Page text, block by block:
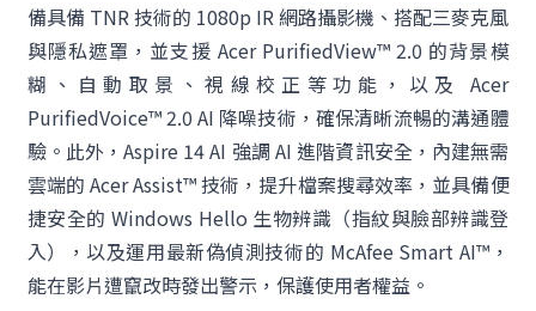
備具備 TNR 技術的 1080p IR 網路攝影機、搭配三麥克風
與隱私遮罩，並支援 Acer PurifiedView™ 2.0 的背景模
糊、自動取景、視線校正等功能，以及 Acer
PurifiedVoice™ 2.0 AI 降噪技術，確保清晰流暢的溝通體
驗。此外，Aspire 14 AI 強調 AI 進階資訊安全，內建無需
雲端的 Acer Assist™ 技術，提升檔案搜尋效率，並具備便
捷安全的 Windows Hello 生物辨識（指紋與臉部辨識登
入），以及運用最新偽偵測技術的 McAfee Smart AI™，
能在影片遭竄改時發出警示，保護使用者權益。